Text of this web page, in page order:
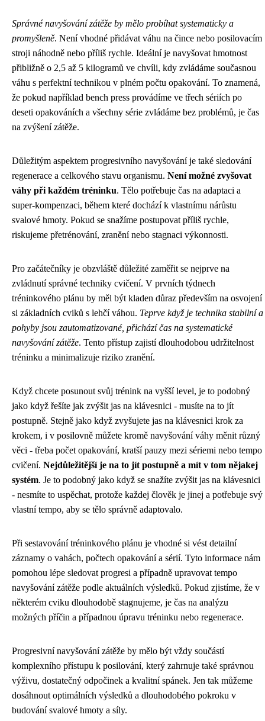
Správné navyšování zátěže by mělo probíhat systematicky a
promyšleně. Není vhodné přidávat váhu na čince nebo posilovacím
stroji náhodně nebo příliš rychle. Ideální je navyšovat hmotnost
přibližně o 2,5 až 5 kilogramů ve chvíli, kdy zvládáme současnou
váhu s perfektní technikou v plném počtu opakování. To znamená,
že pokud například bench press provádíme ve třech sériích po
deseti opakováních a všechny série zvládáme bez problémů, je čas
na zvýšení zátěže.
Důležitým aspektem progresivního navyšování je také sledování
regenerace a celkového stavu organismu. Není možné zvyšovat
váhy při každém tréninku. Tělo potřebuje čas na adaptaci a
super-kompenzaci, během které dochází k vlastnímu nárůstu
svalové hmoty. Pokud se snažíme postupovat příliš rychle,
riskujeme přetrénování, zranění nebo stagnaci výkonnosti.
Pro začátečníky je obzvláště důležité zaměřit se nejprve na
zvládnutí správné techniky cvičení. V prvních týdnech
tréninkového plánu by měl být kladen důraz především na osvojení
si základních cviků s lehčí váhou. Teprve když je technika stabilní a
pohyby jsou zautomatizované, přichází čas na systematické
navyšování zátěže. Tento přístup zajistí dlouhodobou udržitelnost
tréninku a minimalizuje riziko zranění.
Když chcete posunout svůj trénink na vyšší level, je to podobný
jako když řešíte jak zvýšit jas na klávesnici - musíte na to jít
postupně. Stejně jako když zvyšujete jas na klávesnici krok za
krokem, i v posilovně můžete kromě navyšování váhy měnit různý
věci - třeba počet opakování, kratší pauzy mezi sériemi nebo tempo
cvičení. Nejdůležitější je na to jít postupně a mít v tom nějakej
systém. Je to podobný jako když se snažíte zvýšit jas na klávesnici
- nesmíte to uspěchat, protože každej člověk je jinej a potřebuje svý
vlastní tempo, aby se tělo správně adaptovalo.
Při sestavování tréninkového plánu je vhodné si vést detailní
záznamy o vahách, počtech opakování a sérií. Tyto informace nám
pomohou lépe sledovat progresi a případně upravovat tempo
navyšování zátěže podle aktuálních výsledků. Pokud zjistíme, že v
některém cviku dlouhodobě stagnujeme, je čas na analýzu
možných příčin a případnou úpravu tréninku nebo regenerace.
Progresivní navyšování zátěže by mělo být vždy součástí
komplexního přístupu k posilování, který zahrnuje také správnou
výživu, dostatečný odpočinek a kvalitní spánek. Jen tak můžeme
dosáhnout optimálních výsledků a dlouhodobého pokroku v
budování svalové hmoty a síly.